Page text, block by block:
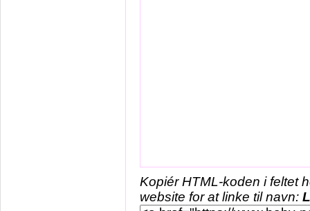
Kopiér HTML-koden i feltet
website for at linke til navn: